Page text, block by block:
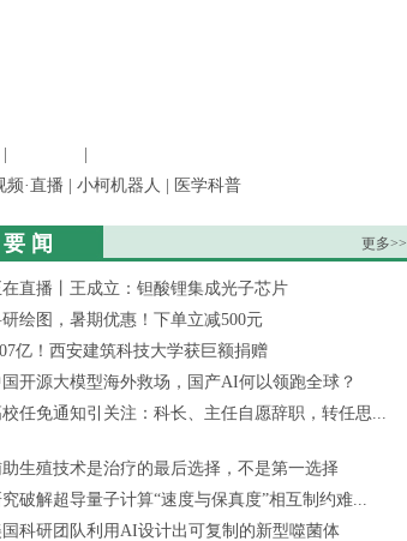
频·直播 小柯机器人 医学科普
要 闻 更多>>
在直播丨王成立：钽酸锂集成光子芯片
绘图，暑期优惠！下单立减500元
亿！西安建筑科技大学获巨额捐赠
开源大模型海外救场，国产AI何以领跑全球？
校任免通知引关注：科长、主任自愿辞职，转任思...
生殖技术是治疗的最后选择，不是第一选择
破解超导量子计算“速度与保真度”相互制约难...
国科研团队利用AI设计出可复制的新型噬菌体